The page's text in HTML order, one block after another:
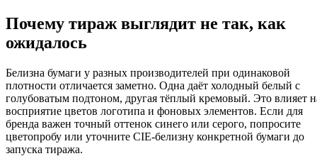
Почему тираж выглядит не так, как
ожидалось
Белизна бумаги у разных производителей при одинаковой
плотности отличается заметно. Одна даёт холодный белый с
голубоватым подтоном, другая тёплый кремовый. Это влияет
восприятие цветов логотипа и фоновых элементов. Если для
бренда важен точный оттенок синего или серого, попросите
цветопробу или уточните CIE-белизну конкретной бумаги до
запуска тиража.